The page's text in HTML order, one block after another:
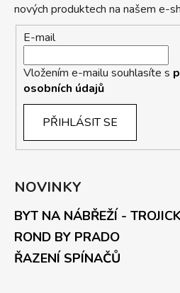
nových produktech na našem e-
E-mail
Vložením e-mailu souhlasíte s
osobních údajů
PŘIHLÁSIT SE
NOVINKY
BYT NA NÁBŘEŽÍ -
ROND BY PRADO
ŘAZENÍ SPÍNAČŮ